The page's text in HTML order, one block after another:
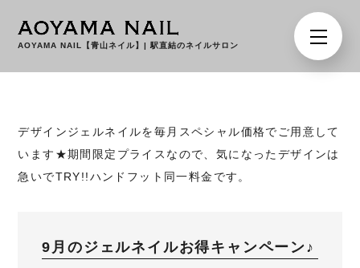
AOYAMA NAIL【青山ネイル】| 駅直結のネイルサロン
デザインジェルネイルを毎月スペシャル価格でご用意して
います★期間限定プライスなので、気になったデザインは
急いでTRY!!ハンドフット同一料金です。
9月のジェルネイルお得キャンペーン♪